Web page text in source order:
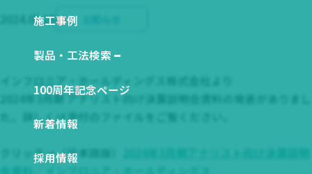
経営理念
事業所一覧
関係会社一覧
S 社会
ESGデータ ダウンロード
工事事業
製品事業
技術研究・開発
施工事例
製品・工法検索
図から探す
NETIS登録技術一覧
SDSダウンロード
100周年記念ページ
新着情報
採用情報
2024.05.15
インフロニア・ホールディングス株式会社より
2024年3月期 アナリスト向け決算説明会資料の発表がありまし
た。詳しくは添付のファイルをご覧ください。
クリック→（日本語版）
2024年3月期アナリスト向け決算説明
会資料／インフロニア・ホールディングス